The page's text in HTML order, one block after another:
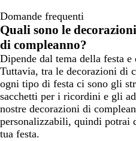
Domande frequenti
Quali sono le
di compleanno?
Dipende dal tema della festa
Tuttavia, tra le decorazioni di
ogni tipo di festa ci sono gli
sacchetti per i ricordini e gli
nostre decorazioni di
personalizzabili, quindi potrai
tua festa.